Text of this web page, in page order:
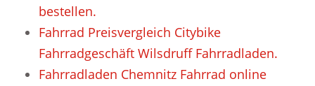
bestellen.
Fahrrad Preisvergleich Citybike
Fahrradgeschäft Wilsdruff Fahrradladen.
Fahrradladen Chemnitz Fahrrad online